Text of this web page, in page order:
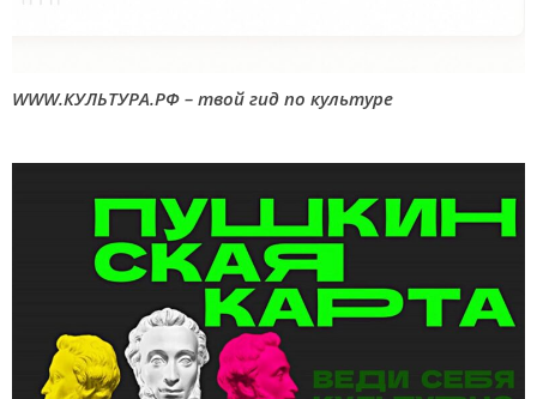
WWW.КУЛЬТУРА.РФ – твой гид по культуре